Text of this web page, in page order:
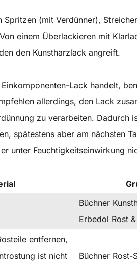
Spritzen (mit Verdünner),
einem Überlackieren mit
den Kunstharzlack angreift.
Lack handelt,
allerdings, den Lack
zu verarbeiten. Dadurch
spätestens aber am nächsten
unter Feuchtigkeitseinwirkung
Büchner
Erbedol Rost
entfernen,
ist nicht
Büchner Rost-